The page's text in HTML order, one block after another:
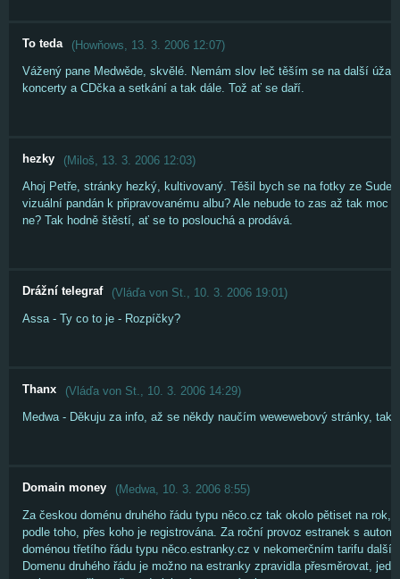
To teda (Howňows, 13. 3. 2006 12:07)
Vážený pane Medwěde, skvělé. Nemám slov leč těším se na další
koncerty a CDčka a setkání a tak dále. Tož ať se daří.
hezky (Miloš, 13. 3. 2006 12:03)
Ahoj Petře, stránky hezký, kultivovaný. Těšil bych se na fotky ze Sudet
vizuální pandán k připravovanému albu? Ale nebude to zas až tak moc
ne? Tak hodně štěstí, ať se to poslouchá a prodává.
Drážní telegraf (Vláďa von St., 10. 3. 2006 19:01)
Assa - Ty co to je - Rozpíčky?
Thanx (Vláďa von St., 10. 3. 2006 14:29)
Medwa - Děkuju za info, až se někdy naučím wewewebový stránky, tak
Domain money (Medwa, 10. 3. 2006 8:55)
Za českou doménu druhého řádu typu něco.cz tak okolo pětiset na rok,
podle toho, přes koho je registrována. Za roční provoz estranek s
doménou třetího řádu typu něco.estranky.cz v nekomerčním tarifu další
Domenu druhého řádu je možno na estranky zpravidla přesměrovat,